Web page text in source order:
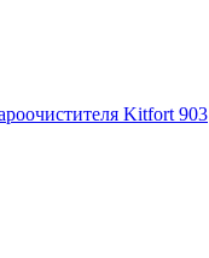
Kitfort 903